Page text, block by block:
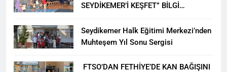
SEYDİKEMER’İ KEŞFET” BİLGİ
Seydikemer Halk Eğitimi Merkezi’nden
Muhteşem Yıl Sonu Sergisi
FTSO’DAN FETHİYE’DE KAN BAĞIŞINI